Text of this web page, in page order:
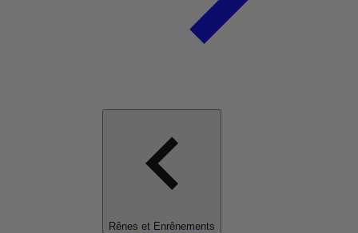
Rênes et Enrênements